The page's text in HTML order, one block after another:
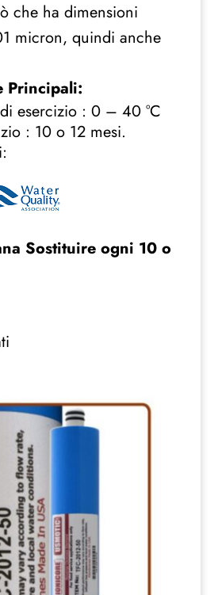
che ha dimensioni
micron, quindi anche
Principali:
esercizio : 0 – 40 °C
: 10 o 12 mesi.
Sostituire ogni 10 o